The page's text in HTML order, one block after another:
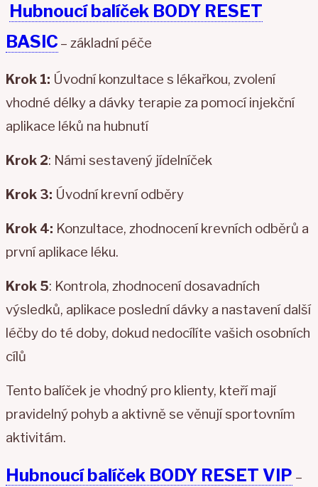
Hubnoucí balíček BODY RESET
BASIC – základní péče
Krok 1: Úvodní konzultace s lékařkou, zvolení
vhodné délky a dávky terapie za pomocí injekční
aplikace léků na hubnutí
Krok 2: Námi sestavený jídelníček
Krok 3: Úvodní krevní odběry
Krok 4: Konzultace, zhodnocení krevních odběrů a
první aplikace léku.
Krok 5: Kontrola, zhodnocení dosavadních
výsledků, aplikace poslední dávky a nastavení další
léčby do té doby, dokud nedocílíte vašich osobních
cílů
Tento balíček je vhodný pro klienty, kteří mají
pravidelný pohyb a aktivně se věnují sportovním
aktivitám.
Hubnoucí balíček BODY RESET VIP –